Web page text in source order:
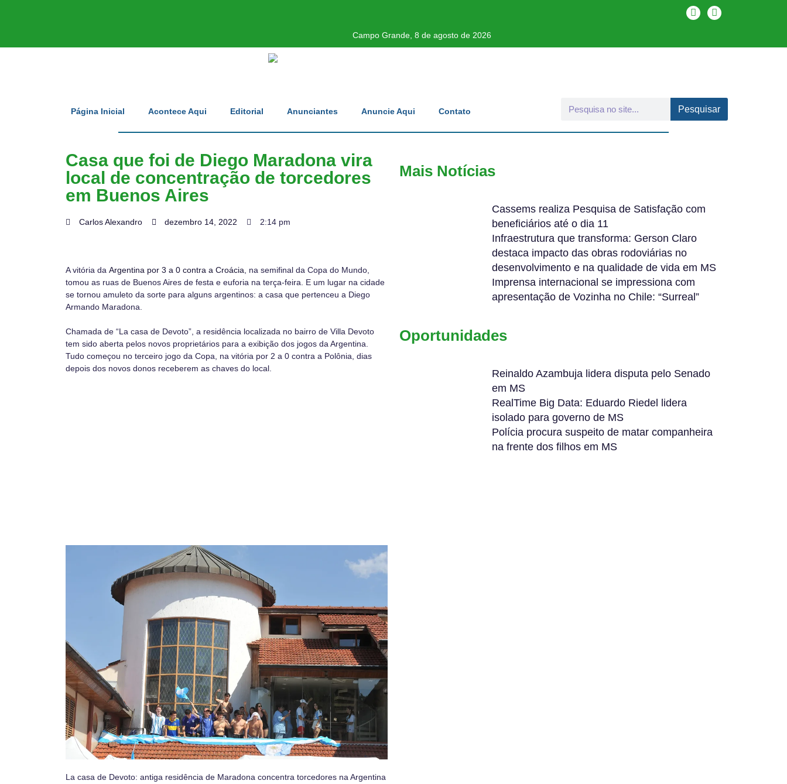
Campo Grande, 8 de agosto de 2026
Página Inicial Acontece Aqui Editorial Anunciantes Anuncie Aqui Contato Pesquisar
Casa que foi de Diego Maradona vira
local de concentração de torcedores
em Buenos Aires
Carlos Alexandro dezembro 14, 2022 2:14 pm
A vitória da Argentina por 3 a 0 contra a Croácia , na semifinal da Copa do Mundo,
tomou as ruas de Buenos Aires de festa e euforia na terça-feira. E um lugar na cidade
se tornou amuleto da sorte para alguns argentinos: a casa que pertenceu a Diego
Armando Maradona.
Chamada de “La casa de Devoto”, a residência localizada no bairro de Villa Devoto
tem sido aberta pelos novos proprietários para a exibição dos jogos da Argentina.
Tudo começou no terceiro jogo da Copa, na vitória por 2 a 0 contra a Polônia, dias
depois dos novos donos receberem as chaves do local.
La casa de Devoto: antiga residência de Maradona concentra torcedores na Argentina
Mais Notícias
Cassems realiza Pesquisa de Satisfação com
beneficiários até o dia 11
Infraestrutura que transforma: Gerson Claro
destaca impacto das obras rodoviárias no
desenvolvimento e na qualidade de vida em MS
Imprensa internacional se impressiona com
apresentação de Vozinha no Chile: “Surreal”
Oportunidades
Reinaldo Azambuja lidera disputa pelo Senado
em MS
RealTime Big Data: Eduardo Riedel lidera
isolado para governo de MS
Polícia procura suspeito de matar companheira
na frente dos filhos em MS